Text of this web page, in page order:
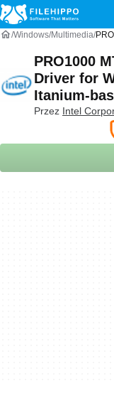
Windows Multimedia
PRO1000
Driver for
Itanium-
Przez Intel